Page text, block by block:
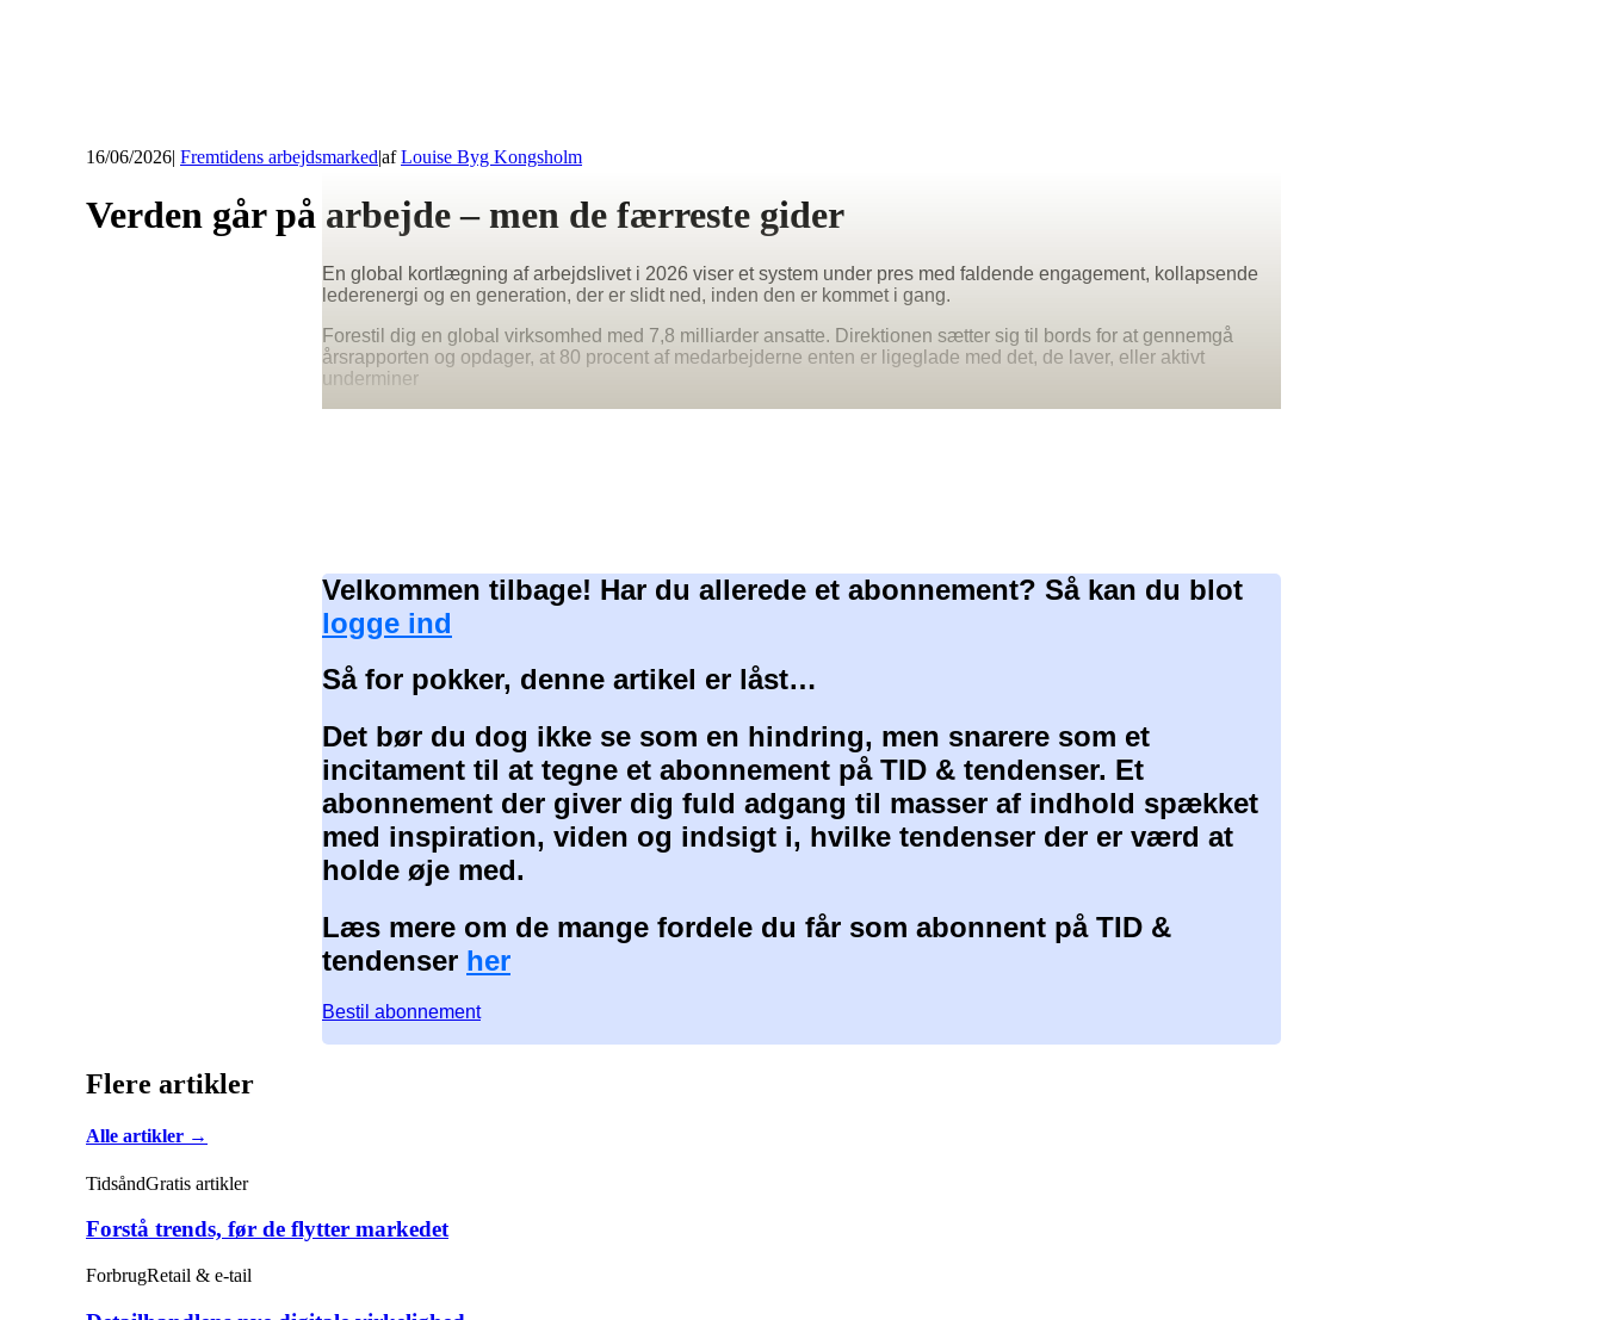
16/06/2026| Fremtidens arbejdsmarked|afLouise Byg Kongsholm
Verden går på arbejde – men de færreste gider
En global kortlægning af arbejdslivet i 2026 viser et system under pres med faldende engagement, kollapsende
lederenergi og en generation, der er slidt ned, inden den er kommet i gang.
Forestil dig en global virksomhed med 7,8 milliarder ansatte. Direktionen sætter sig til bords for at gennemgå
årsrapporten og opdager, at 80 procent af medarbejderne enten er ligeglade med det, de laver, eller aktivt
underminer
Velkommen tilbage! Har du allerede et abonnement? Så kan du blot
logge ind
Så for pokker, denne artikel er låst…
Det bør du dog ikke se som en hindring, men snarere som et
incitament til at tegne et abonnement på TID & tendenser. Et
abonnement der giver dig fuld adgang til masser af indhold spækket
med inspiration, viden og indsigt i, hvilke tendenser der er værd at
holde øje med.
Læs mere om de mange fordele du får som abonnent på TID &
tendenser her
Bestil abonnement
Flere artikler
Alle artikler →
TidsåndGratis artikler
Forstå trends, før de flytter markedet
ForbrugRetail & e-tail